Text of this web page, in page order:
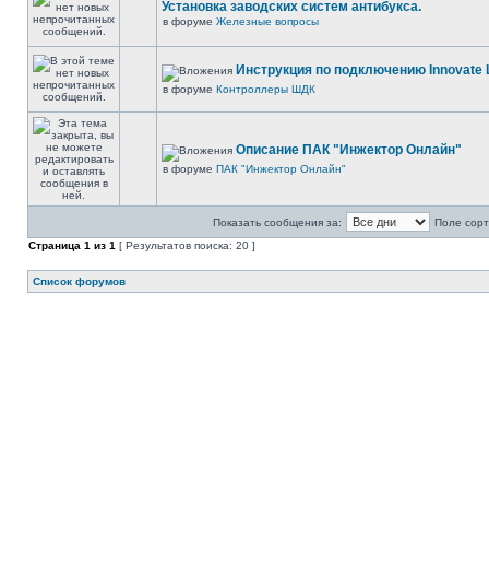
Установка заводских систем антибукса.
в форуме Железные вопросы
Инструкция по подключению Innovate
в форуме Контроллеры ШДК
Описание ПАК "Инжектор Онлайн"
в форуме ПАК "Инжектор Онлайн"
Показать сообщения за:
Поле
Страница 1 из 1 [ Результатов поиска: 20 ]
Список форумов